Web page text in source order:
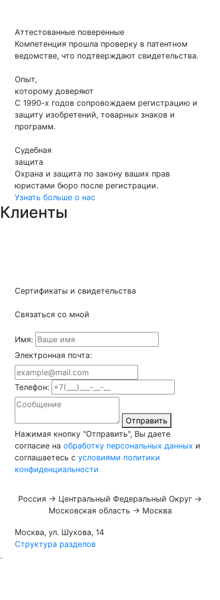
Аттестованные поверенные
Компетенция прошла проверку в патентном
ведомстве, что подтверждают свидетельства.
Опыт,
которому доверяют
С 1990-х годов сопровождаем регистрацию и
защиту изобретений, товарных знаков и
программ.
Судебная
защита
Охрана и защита по закону ваших прав
юристами бюро после регистрации.
Узнать больше о нас
Клиенты
Сертификаты и свидетельства
Связаться со мной
Имя:
Электронная почта:
Телефон:
Отправить
Нажимая кнопку "Отправить", Вы даете
согласие на обработку персональных данных и
соглашаетесь с условиями политики
конфиденциальности
Россия → Центральный Федеральный Округ →
Московская область → Москва
Москва, ул. Шухова, 14
Структура разделов
.